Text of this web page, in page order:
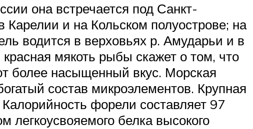
она встречается под Санкт-
Карелии и на Кольском полуострове; на
водится в верховьях р. Амударьи и в
мякоть рыбы скажет о том, что
более насыщенный вкус. Морская
состав микроэлементов. Крупная
форели составляет 97
легкоусвояемого белка высокого